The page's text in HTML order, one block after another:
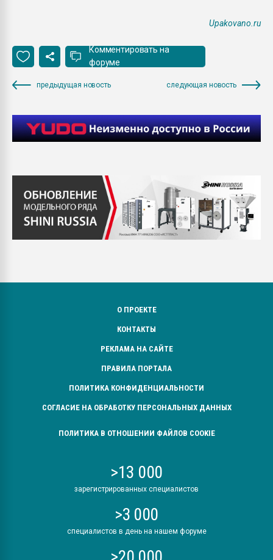
Upakovano.ru
Комментировать на
форуме
предыдущая новость следующая новость
О ПРОЕКТЕ
КОНТАКТЫ
РЕКЛАМА НА САЙТЕ
ПРАВИЛА ПОРТАЛА
ПОЛИТИКА КОНФИДЕНЦИАЛЬНОСТИ
СОГЛАСИЕ НА ОБРАБОТКУ ПЕРСОНАЛЬНЫХ ДАННЫХ
ПОЛИТИКА В ОТНОШЕНИИ ФАЙЛОВ COOKIE
>13 000
зарегистрированных специалистов
>3 000
специалистов в день на нашем форуме